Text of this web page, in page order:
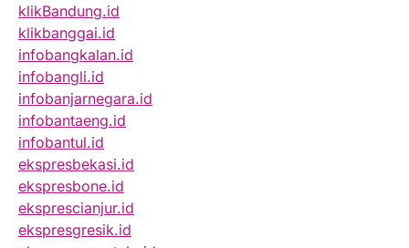
klikBandung.id
klikbanggai.id
infobangkalan.id
infobangli.id
infobanjarnegara.id
infobantaeng.id
infobantul.id
ekspresbekasi.id
ekspresbone.id
eksprescianjur.id
ekspresgresik.id